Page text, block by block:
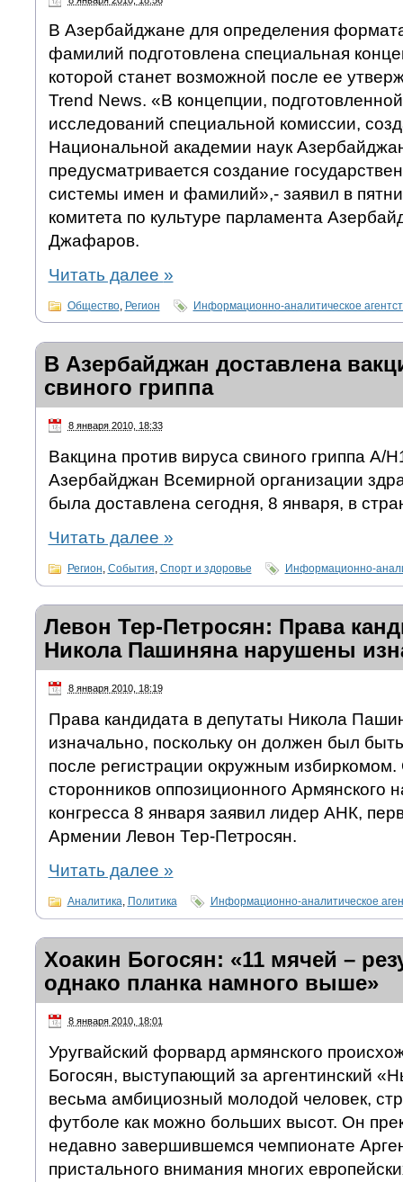
В Азербайджане для определения
фамилий подготовлена специальная
которой станет возможной после ее
Trend News. «В концепции,
исследований специальной комиссии,
Национальной академии наук
предусматривается создание
системы имен и фамилий»,- заявил в
комитета по культуре парламента
Джафаров.
Читать далее »
Общество, Регион Информационно-аналитическое
В Азербайджан доставлена
свиного гриппа
8 января 2010, 18:33
Вакцина против вируса свиного гриппа A/
Азербайджан Всемирной организации
была доставлена сегодня, 8 января, в
Читать далее »
Регион, События, Спорт и здоровье Информационно-
Левон Тер-Петросян: Права
Никола Пашиняна нарушены
8 января 2010, 18:19
Права кандидата в депутаты Никола
изначально, поскольку он должен был
после регистрации окружным
сторонников оппозиционного Армянского
конгресса 8 января заявил лидер АНК,
Армении Левон Тер-Петросян.
Читать далее »
Аналитика, Политика Информационно-аналитическое
Хоакин Богосян: «11 мячей –
однако планка намного выше»
8 января 2010, 18:01
Уругвайский форвард армянского
Богосян, выступающий за аргентинский
весьма амбициозный молодой человек,
футболе как можно больших высот. Он
недавно завершившемся чемпионате
пристального внимания многих